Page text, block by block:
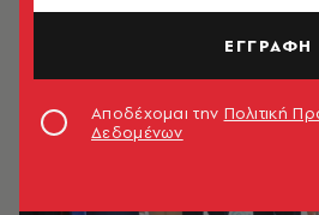
ΕΓΓΡΑΦΗ
Αποδέχομαι την Πολιτική
Δεδομένων